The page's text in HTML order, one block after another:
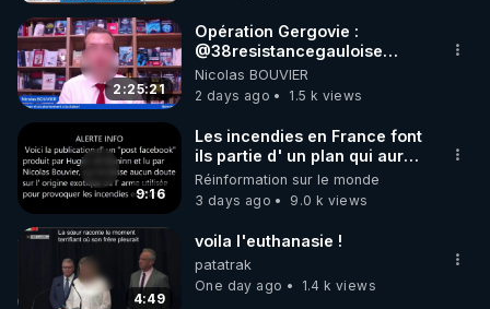
2:25:21
Opération Gergovie :
‪@38resistancegauloise‬
‪@MarionSigautOfficiel‬
‪@gladysriifard5710‬ Laëtitia
Nicolas BOUVIER
2 days ago
1.5 k views
9:16
Les incendies en France font
ils partie d' un plan qui aurait
débuté le 11 septembre 2001
?
Réinformation sur le monde
3 days ago
9.0 k views
4:49
voila l'euthanasie !
patatrak
One day ago
1.4 k views